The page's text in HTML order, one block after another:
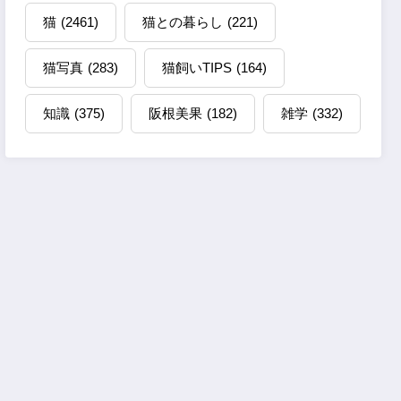
猫 (2461) 猫との暮らし (221)
猫写真 (283) 猫飼いTIPS (164)
知識 (375) 阪根美果 (182) 雑学 (332)